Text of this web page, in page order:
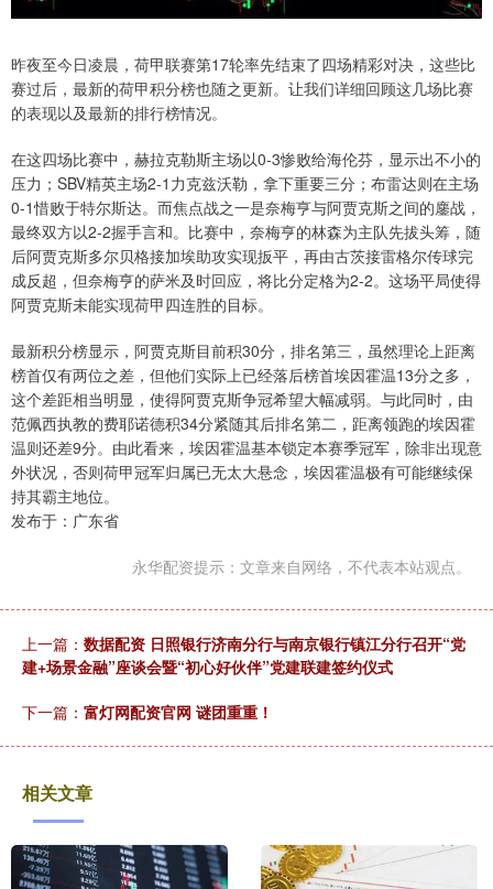
昨夜至今日凌晨，荷甲联赛第17轮率先结束了四场精彩对决，这些比
赛过后，最新的荷甲积分榜也随之更新。让我们详细回顾这几场比赛
的表现以及最新的排行榜情况。
在这四场比赛中，赫拉克勒斯主场以0-3惨败给海伦芬，显示出不小的
压力；SBV精英主场2-1力克兹沃勒，拿下重要三分；布雷达则在主场
0-1惜败于特尔斯达。而焦点战之一是奈梅亨与阿贾克斯之间的鏖战，
最终双方以2-2握手言和。比赛中，奈梅亨的林森为主队先拔头筹，随
后阿贾克斯多尔贝格接加埃助攻实现扳平，再由古茨接雷格尔传球完
成反超，但奈梅亨的萨米及时回应，将比分定格为2-2。这场平局使得
阿贾克斯未能实现荷甲四连胜的目标。
最新积分榜显示，阿贾克斯目前积30分，排名第三，虽然理论上距离
榜首仅有两位之差，但他们实际上已经落后榜首埃因霍温13分之多，
这个差距相当明显，使得阿贾克斯争冠希望大幅减弱。与此同时，由
范佩西执教的费耶诺德积34分紧随其后排名第二，距离领跑的埃因霍
温则还差9分。由此看来，埃因霍温基本锁定本赛季冠军，除非出现意
外状况，否则荷甲冠军归属已无太大悬念，埃因霍温极有可能继续保
持其霸主地位。
发布于：广东省
永华配资提示：文章来自网络，不代表本站观点。
上一篇： 数据配资 日照银行济南分行与南京银行镇江分行召开“党
建+场景金融”座谈会暨“初心好伙伴”党建联建签约仪式
下一篇： 富灯网配资官网 谜团重重！
相关文章